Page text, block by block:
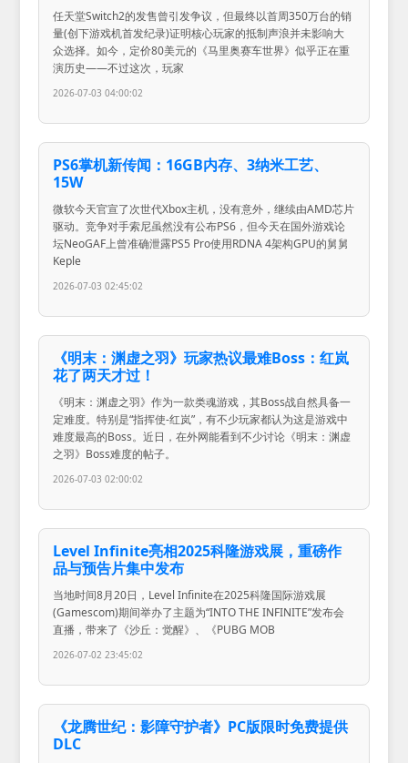
任天堂Switch2的发售曾引发争议，但最终以首周350万台的销
量(创下游戏机首发纪录)证明核心玩家的抵制声浪并未影响大
众选择。如今，定价80美元的《马里奥赛车世界》似乎正在重
演历史——不过这次，玩家
2026-07-03 04:00:02
PS6掌机新传闻：16GB内存、3纳米工艺、
15W
微软今天官宣了次世代Xbox主机，没有意外，继续由AMD芯片
驱动。竞争对手索尼虽然没有公布PS6，但今天在国外游戏论
坛NeoGAF上曾准确泄露PS5 Pro使用RDNA 4架构GPU的舅舅
Keple
2026-07-03 02:45:02
《明末：渊虚之羽》玩家热议最难Boss：红岚
花了两天才过！
《明末：渊虚之羽》作为一款类魂游戏，其Boss战自然具备一
定难度。特别是“指挥使-红岚”，有不少玩家都认为这是游戏中
难度最高的Boss。近日，在外网能看到不少讨论《明末：渊虚
之羽》Boss难度的帖子。
2026-07-03 02:00:02
Level Infinite亮相2025科隆游戏展，重磅作
品与预告片集中发布
当地时间8月20日，Level Infinite在2025科隆国际游戏展
(Gamescom)期间举办了主题为“INTO THE INFINITE”发布会
直播，带来了《沙丘：觉醒》、《PUBG MOB
2026-07-02 23:45:02
《龙腾世纪：影障守护者》PC版限时免费提供
DLC